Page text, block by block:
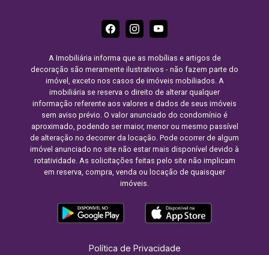
A Imobiliária informa que as mobílias e artigos de
decoração são meramente ilustrativos - não fazem parte do
imóvel, exceto nos casos de imóveis mobiliados. A
imobiliária se reserva o direito de alterar qualquer
informação referente aos valores e dados de seus imóveis
sem aviso prévio. O valor anunciado do condomínio é
aproximado, podendo ser maior, menor ou mesmo passível
de alteração no decorrer da locação. Pode ocorrer de algum
imóvel anunciado no site não estar mais disponível devido à
rotatividade. As solicitações feitas pelo site não implicam
em reserva, compra, venda ou locação de quaisquer
imóveis.
Política de Privacidade